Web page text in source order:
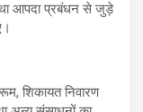
आपदा प्रबंधन से जुड़े
शिकायत निवारण